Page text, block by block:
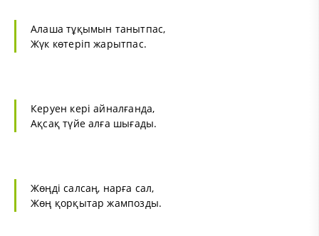
Алаша тұқымын танытпас,
Жүк көтеріп жарытпас.
Керуен кері айналғанда,
Ақсақ түйе алға шығады.
Жөңді салсаң, нарға сал,
Жөң қорқытар жампозды.